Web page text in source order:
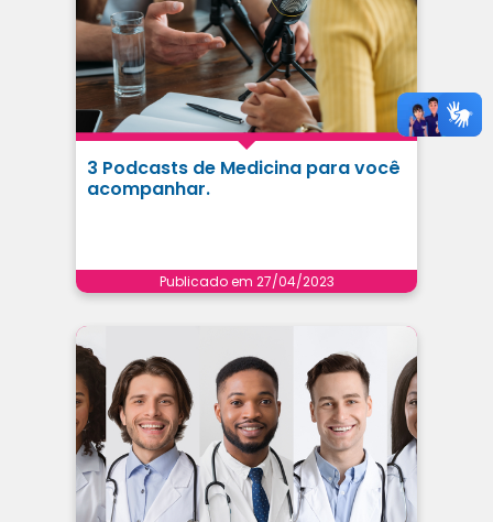
3 Podcasts de Medicina para você
acompanhar.
Publicado em 27/04/2023